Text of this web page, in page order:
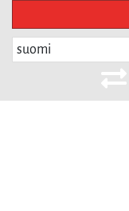
suomi